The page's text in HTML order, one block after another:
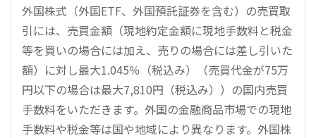
外国株式（外国ETF、外国預託証券を含む）の売買取
引には、売買金額（現地約定金額に現地手数料と税金
等を買いの場合には加え、売りの場合には差し引いた
額）に対し最大1.045％（税込み）（売買代金が75万
円以下の場合は最大7,810円（税込み））の国内売買
手数料をいただきます。外国の金融商品市場での現地
手数料や税金等は国や地域により異なります。外国株